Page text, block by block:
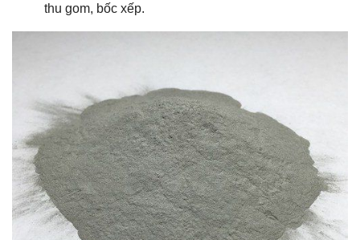
thu gom, bốc xếp.